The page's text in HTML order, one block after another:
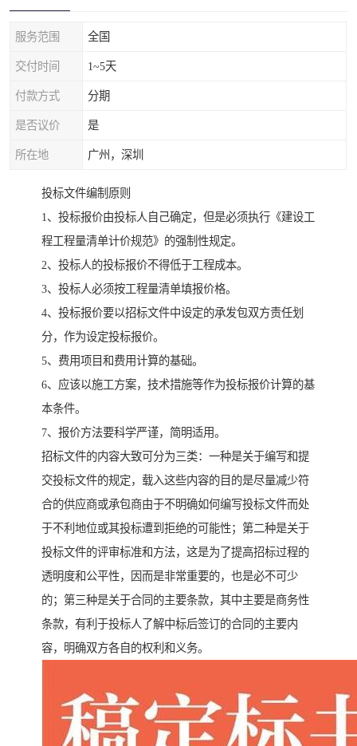
服务范围 全国
交付时间 1~5天
付款方式 分期
是否议价 是
所在地 广州，深圳
投标文件编制原则
1、投标报价由投标人自己确定，但是必须执行《建设工
程工程量清单计价规范》的强制性规定。
2、投标人的投标报价不得低于工程成本。
3、投标人必须按工程量清单填报价格。
4、投标报价要以招标文件中设定的承发包双方责任划
分，作为设定投标报价。
5、费用项目和费用计算的基础。
6、应该以施工方案，技术措施等作为投标报价计算的基
本条件。
7、报价方法要科学严谨，简明适用。
招标文件的内容大致可分为三类：一种是关于编写和提
交投标文件的规定，载入这些内容的目的是尽量减少符
合的供应商或承包商由于不明确如何编写投标文件而处
于不利地位或其投标遭到拒绝的可能性；第二种是关于
投标文件的评审标准和方法，这是为了提高招标过程的
透明度和公平性，因而是非常重要的，也是必不可少
的；第三种是关于合同的主要条款，其中主要是商务性
条款，有利于投标人了解中标后签订的合同的主要内
容，明确双方各自的权利和义务。